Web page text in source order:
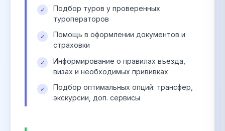
✓
Подбор туров у проверенных
туроператоров
✓
Помощь в оформлении документов и
страховки
✓
Информирование о правилах въезда,
визах и необходимых прививках
✓
Подбор оптимальных опций: трансфер,
экскурсии, доп. сервисы